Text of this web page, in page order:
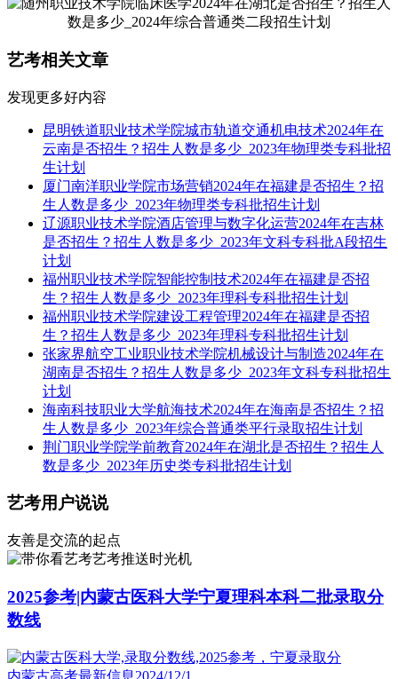
艺考相关文章
发现更多好内容
昆明铁道职业技术学院城市轨道交通机电技术2024年在
云南是否招生？招生人数是多少_2023年物理类专科批招
生计划
厦门南洋职业学院市场营销2024年在福建是否招生？招
生人数是多少_2023年物理类专科批招生计划
辽源职业技术学院酒店管理与数字化运营2024年在吉林
是否招生？招生人数是多少_2023年文科专科批A段招生
计划
福州职业技术学院智能控制技术2024年在福建是否招
生？招生人数是多少_2023年理科专科批招生计划
福州职业技术学院建设工程管理2024年在福建是否招
生？招生人数是多少_2023年理科专科批招生计划
张家界航空工业职业技术学院机械设计与制造2024年在
湖南是否招生？招生人数是多少_2023年文科专科批招生
计划
海南科技职业大学航海技术2024年在海南是否招生？招
生人数是多少_2023年综合普通类平行录取招生计划
荆门职业学院学前教育2024年在湖北是否招生？招生人
数是多少_2023年历史类专科批招生计划
艺考用户说说
友善是交流的起点
艺考推送时光机
2025参考|内蒙古医科大学宁夏理科本科二批录取分
数线
内蒙古高考最新信息 2024/12/1